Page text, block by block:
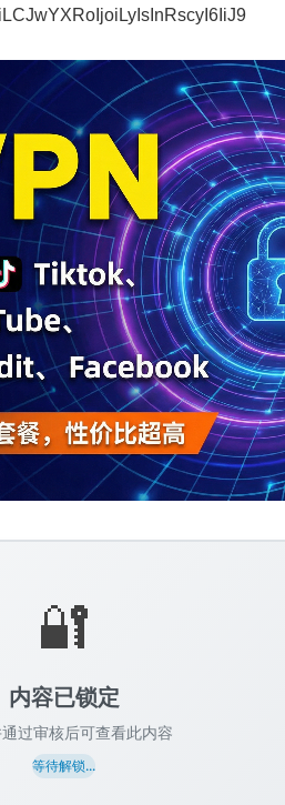
🔐
内容已锁定
过审核后可查看此内容
等待解锁...